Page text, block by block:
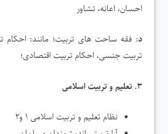
احسان، اعانه، تشاور
د: فقه ساحت های تربیت؛ مانند: احکام
تربیت جنسی، احکام تربیت اقتصادی؛
۳. تعلیم و تربیت اسلامی
نظام تعلیم و تربیت اسلامی ۱ و۲